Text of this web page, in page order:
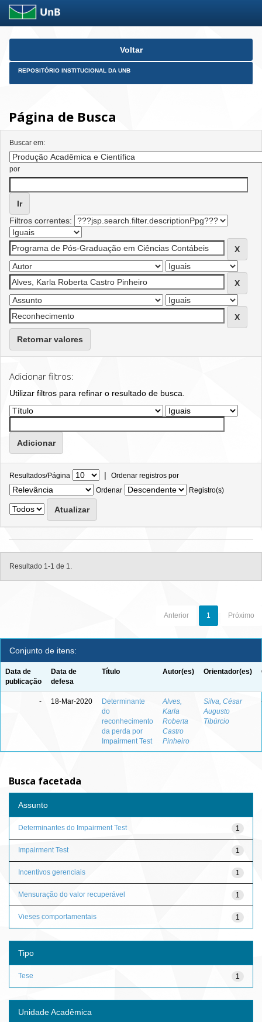
Skip
Voltar
REPOSITÓRIO INSTITUCIONAL DA UNB
Página de Busca
Buscar em:
por
Filtros correntes:
Retornar valores
Adicionar filtros:
Utilizar filtros para refinar o resultado de busca.
Resultados/Página | Ordenar registros por
Ordenar
Registro(s)
Resultado 1-1 de 1.
Anterior 1 Próximo
Conjunto de itens:
Data de
publicação
Data de
defesa
Título Autor(es) Orientador(es)
- 18-Mar-2020
Determinante
do
reconhecimento
da perda por
Impairment Test
Alves,
Karla
Roberta
Castro
Pinheiro
Silva, César
Augusto
Tibúrcio
Busca facetada
Assunto
1
Determinantes do Impairment Test
1
Impairment Test
1
Incentivos gerenciais
1
Mensuração do valor recuperável
1
Vieses comportamentais
Tipo
1
Tese
Unidade Acadêmica